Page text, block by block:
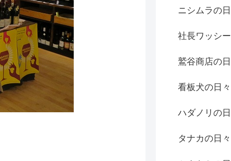
ニシムラの
社長ワッシ
鷲谷商店の
看板犬の日々
ハダノリの
タナカの日々